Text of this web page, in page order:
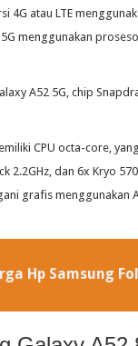
4G atau LTE
menggunakan
A52 5G, chip
CPU octa-core,
2.2GHz, dan 6x Kryo
grafis menggunakan
Hp Samsung